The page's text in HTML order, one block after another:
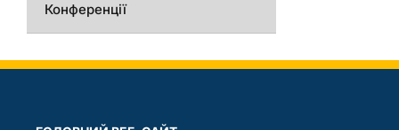
Конференції